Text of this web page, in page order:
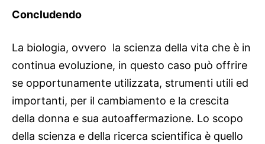
Concludendo
La biologia, ovvero la scienza della vita che è in
continua evoluzione, in questo caso può offrire
se opportunamente utilizzata, strumenti utili ed
importanti, per il cambiamento e la crescita
della donna e sua autoaffermazione. Lo scopo
della scienza e della ricerca scientifica è quello